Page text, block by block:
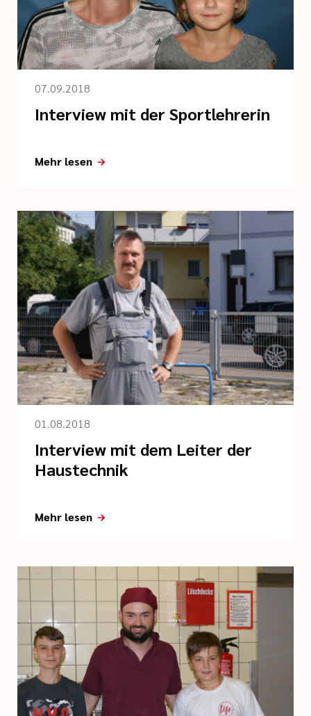
07.09.2018
Interview mit der Sportlehrerin
Mehr lesen
01.08.2018
Interview mit dem Leiter der
Haustechnik
Mehr lesen